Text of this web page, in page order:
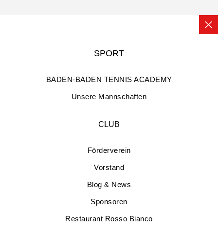
SPORT
BADEN-BADEN TENNIS ACADEMY
Unsere Mannschaften
CLUB
Förderverein
Vorstand
Blog & News
Sponsoren
Restaurant Rosso Bianco